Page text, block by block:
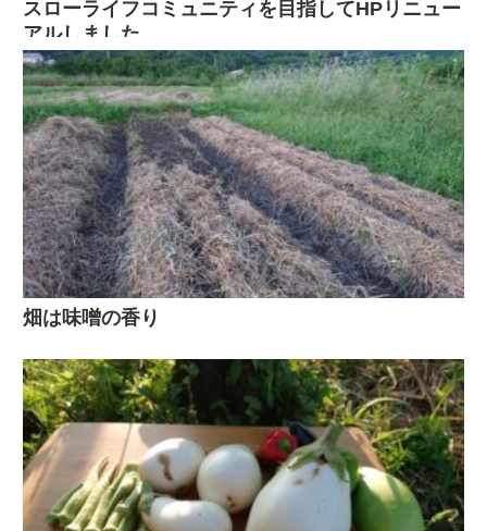
スローライフコミュニティを目指してHPリニュー
アルしました
畑は味噌の香り